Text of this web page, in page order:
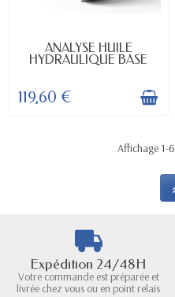
DISPONIBLE
ANALYSE HUILE
HYDRAULIQUE BASE
119,60 €
Affichage 1-
Expédition 24/48H
Votre commande est préparée et
livrée chez vous ou en point relais